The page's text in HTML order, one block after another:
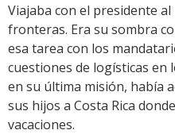
Viajaba con el presidente
fronteras. Era su sombra
esa tarea con los
cuestiones de logísticas en
en su última misión, había
sus hijos a Costa Rica
vacaciones.